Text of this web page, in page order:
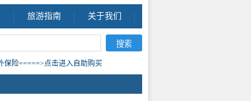
旅游指南 关于我们
保险=====>点击进入自助购买